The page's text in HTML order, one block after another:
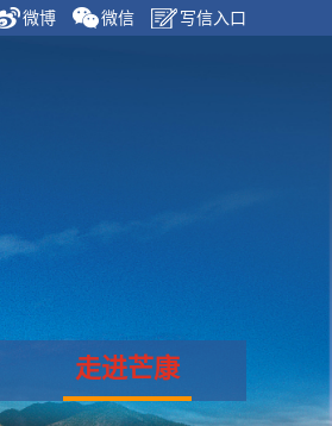
微博 微信 写信入口
走进芒康